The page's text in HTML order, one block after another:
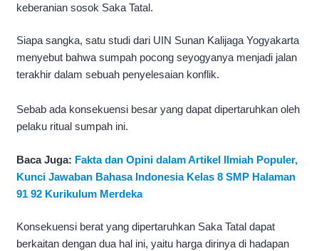
keberanian sosok Saka Tatal.
Siapa sangka, satu studi dari UIN Sunan Kalijaga Yogyakarta
menyebut bahwa sumpah pocong seyogyanya menjadi jalan
terakhir dalam sebuah penyelesaian konflik.
Sebab ada konsekuensi besar yang dapat dipertaruhkan oleh
pelaku ritual sumpah ini.
Baca Juga: Fakta dan Opini dalam Artikel Ilmiah Populer,
Kunci Jawaban Bahasa Indonesia Kelas 8 SMP Halaman
91 92 Kurikulum Merdeka
Konsekuensi berat yang dipertaruhkan Saka Tatal dapat
berkaitan dengan dua hal ini, yaitu harga dirinya di hadapan